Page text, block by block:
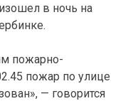
в ночь на
пожарно-
пожар по улице
— говорится